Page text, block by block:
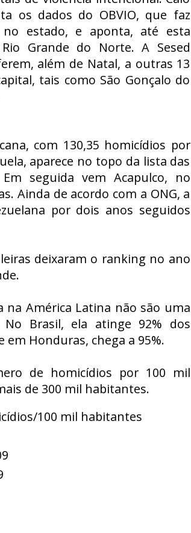
os dados do OBVIO, que faz
no estado, e aponta, até esta
Grande do Norte. A Sesed
além de Natal, a outras 13
tais como São Gonçalo do
com 130,35 homicídios por
aparece no topo da lista das
seguida vem Acapulco, no
Ainda de acordo com a ONG, a
por dois anos seguidos
deixaram o ranking no ano
na América Latina não são uma
Brasil, ela atinge 92% dos
em Honduras, chega a 95%.
de homicídios por 100 mil
de 300 mil habitantes.
100 mil habitantes